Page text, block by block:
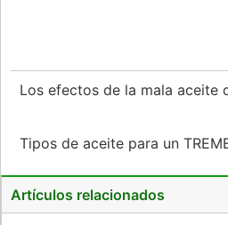
Los efectos de la mala aceite
Tipos de aceite para un
Artículos relacionados